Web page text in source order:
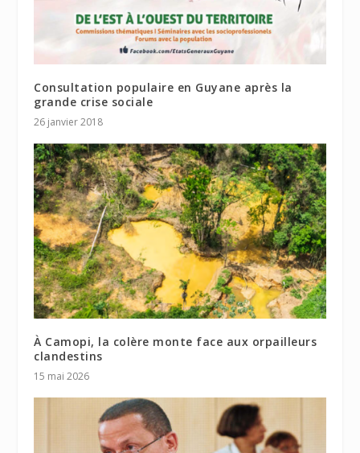
Consultation populaire en Guyane après la
grande crise sociale
26 janvier 2018
À Camopi, la colère monte face aux orpailleurs
clandestins
15 mai 2026